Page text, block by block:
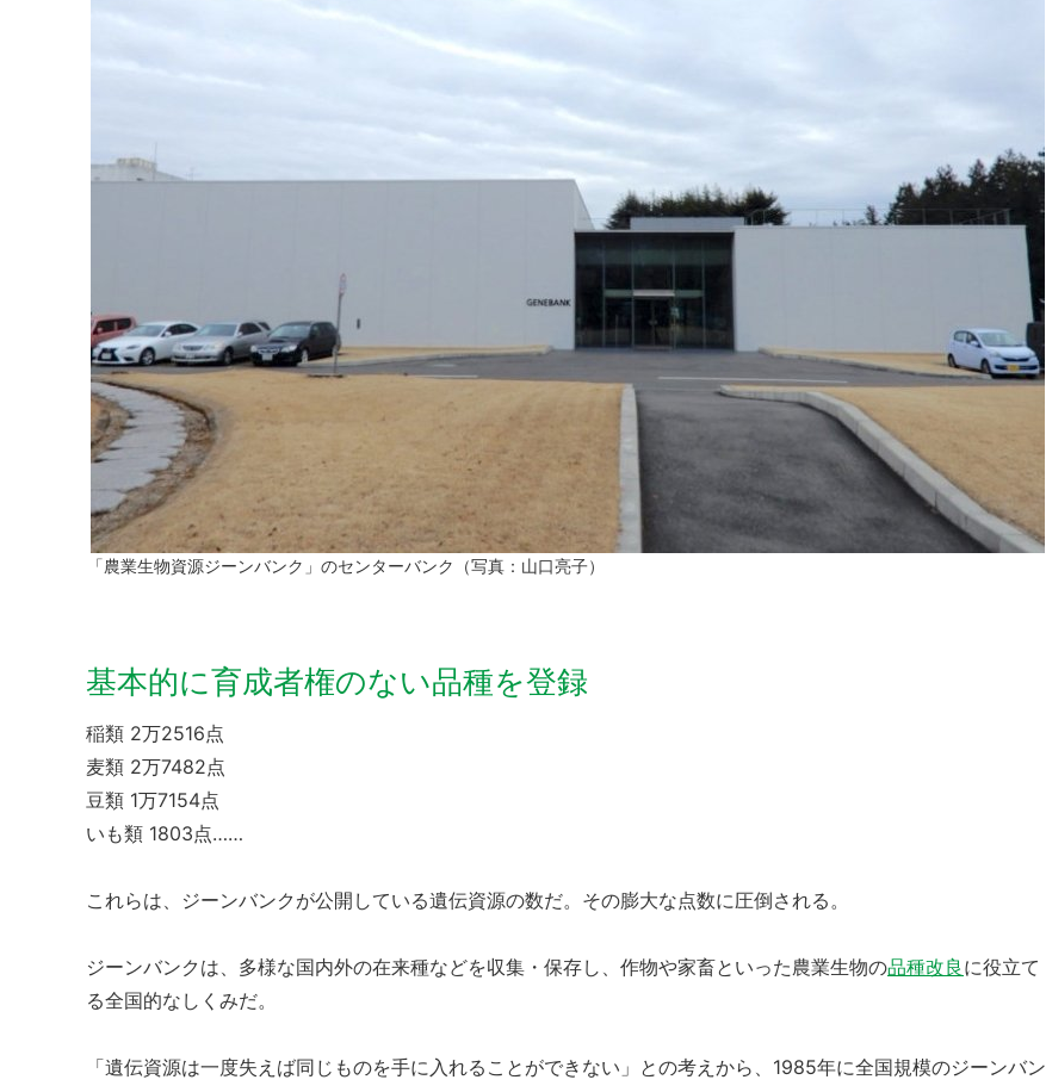
「農業生物資源ジーンバンク」のセンターバンク（写真：山口亮子）
基本的に育成者権のない品種を登録
稲類 2万2516点
麦類 2万7482点
豆類 1万7154点
いも類 1803点……
これらは、ジーンバンクが公開している遺伝資源の数だ。その膨大な点数に圧倒される。
ジーンバンクは、多様な国内外の在来種などを収集・保存し、作物や家畜といった農業生物の品種改良 に役立て
る全国的なしくみだ。
「遺伝資源は一度失えば同じものを手に入れることができない」との考えから、1985年に全国規模のジーンバン